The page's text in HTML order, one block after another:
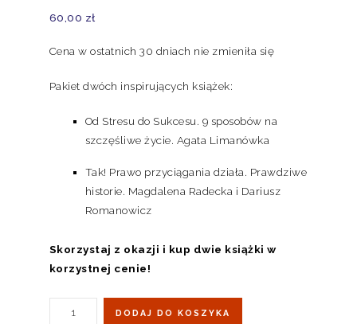
60,00 zł
Cena w ostatnich 30 dniach nie zmieniła się
Pakiet dwóch inspirujących książek:
Od Stresu do Sukcesu. 9 sposobów na
szczęśliwe życie. Agata Limanówka
Tak! Prawo przyciągania działa. Prawdziwe
historie. Magdalena Radecka i Dariusz
Romanowicz
Skorzystaj z okazji i kup dwie książki w
korzystnej cenie!
DODAJ DO KOSZYKA